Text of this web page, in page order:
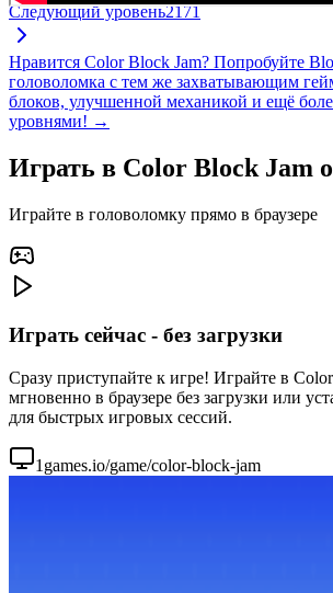
Следующий уровень2171
Нравится Color Block Jam? Попробуйте
головоломка с тем же захватывающим
блоков, улучшенной механикой и ещё
уровнями! →
Играть в Color Block Jam
Играйте в головоломку прямо в браузере
Играть сейчас - без загрузки
Сразу приступайте к игре! Играйте в
мгновенно в браузере без загрузки или
для быстрых игровых сессий.
1games.io/game/color-block-jam